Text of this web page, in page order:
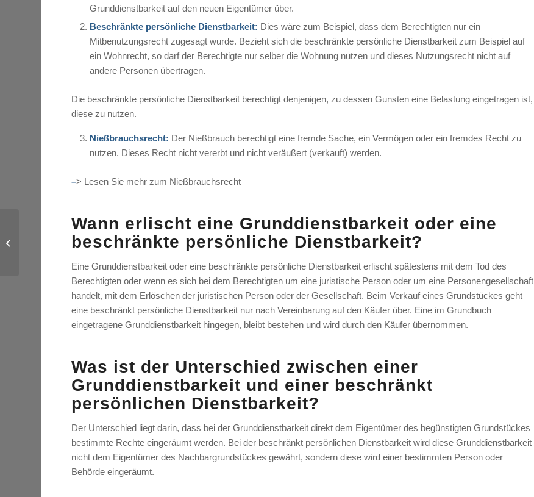
Grunddienstbarkeit auf den neuen Eigentümer über.
Beschränkte persönliche Dienstbarkeit: Dies wäre zum Beispiel, dass dem Berechtigten nur ein
Mitbenutzungsrecht zugesagt wurde. Bezieht sich die beschränkte persönliche Dienstbarkeit zum Beispiel auf
ein Wohnrecht, so darf der Berechtigte nur selber die Wohnung nutzen und dieses Nutzungsrecht nicht auf
andere Personen übertragen.
Die beschränkte persönliche Dienstbarkeit berechtigt denjenigen, zu dessen Gunsten eine Belastung eingetragen ist,
diese zu nutzen.
Nießbrauchsrecht: Der Nießbrauch berechtigt eine fremde Sache, ein Vermögen oder ein fremdes Recht zu
nutzen. Dieses Recht nicht vererbt und nicht veräußert (verkauft) werden.
–> Lesen Sie mehr zum Nießbrauchsrecht
Wann erlischt eine Grunddienstbarkeit oder eine
beschränkte persönliche Dienstbarkeit?
Eine Grunddienstbarkeit oder eine beschränkte persönliche Dienstbarkeit erlischt spätestens mit dem Tod des
Berechtigten oder wenn es sich bei dem Berechtigten um eine juristische Person oder um eine Personengesellschaft
handelt, mit dem Erlöschen der juristischen Person oder der Gesellschaft. Beim Verkauf eines Grundstückes geht
eine beschränkt persönliche Dienstbarkeit nur nach Vereinbarung auf den Käufer über. Eine im Grundbuch
eingetragene Grunddienstbarkeit hingegen, bleibt bestehen und wird durch den Käufer übernommen.
Was ist der Unterschied zwischen einer
Grunddienstbarkeit und einer beschränkt
persönlichen Dienstbarkeit?
Der Unterschied liegt darin, dass bei der Grunddienstbarkeit direkt dem Eigentümer des begünstigten Grundstückes
bestimmte Rechte eingeräumt werden. Bei der beschränkt persönlichen Dienstbarkeit wird diese Grunddienstbarkeit
nicht dem Eigentümer des Nachbargrundstückes gewährt, sondern diese wird einer bestimmten Person oder
Behörde eingeräumt.